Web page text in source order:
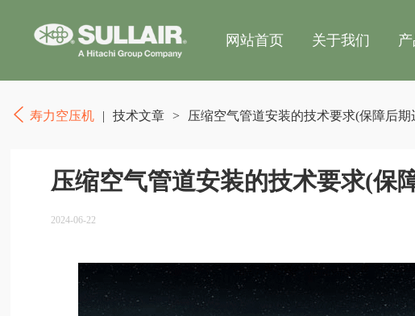
网站首页 关于我们
寿力空压机 | 技术文章 > 压缩空气管道安装的技术要求(保障后期
压缩空气管道安装的技术要求(保
2024-06-22